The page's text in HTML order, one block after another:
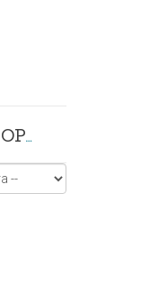
AUTORES DE OPINIÓN